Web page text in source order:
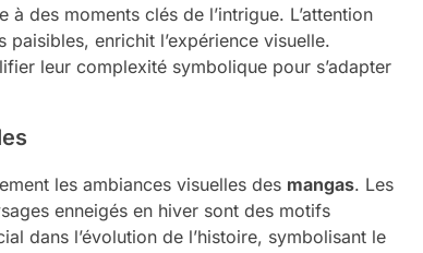
des moments clés de l’intrigue. L’attention
enrichit l’expérience visuelle.
leur complexité symbolique pour s’adapter
les ambiances visuelles des mangas. Les
enneigés en hiver sont des motifs
dans l’évolution de l’histoire, symbolisant le